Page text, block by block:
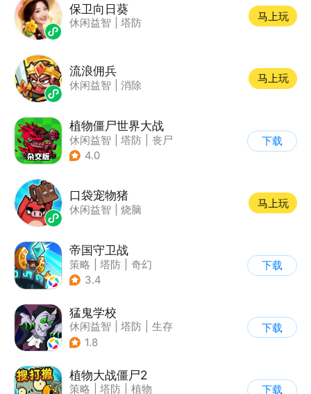
保卫向日葵
休闲益智 塔防
马上玩
流浪佣兵
休闲益智 消除
马上玩
植物僵尸世界大战
休闲益智 塔防
丧尸
| 卡通
4.0
下载
口袋宠物猪
休闲益智 烧脑
马上玩
帝国守卫战
策略 塔防
奇幻
| 卡通
3.4
下载
猛鬼学校
休闲益智 塔防
生存
| 暗黑
1.8
下载
植物大战僵尸2
策略 塔防
植物
下载